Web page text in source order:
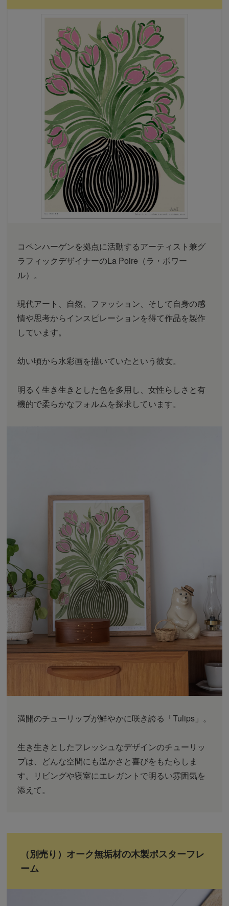
コペンハーゲンを拠点に活動するアーティスト兼グ
ラフィックデザイナーのLa Poire（ラ・ポワー
ル）。
現代アート、自然、ファッション、そして自身の感
情や思考からインスピレーションを得て作品を製作
しています。
幼い頃から水彩画を描いていたという彼女。
明るく生き生きとした色を多用し、女性らしさと有
機的で柔らかなフォルムを探求しています。
満開のチューリップが鮮やかに咲き誇る「Tulips」。
生き生きとしたフレッシュなデザインのチューリッ
プは、どんな空間にも温かさと喜びをもたらしま
す。リビングや寝室にエレガントで明るい雰囲気を
添えて。
（別売り）オーク無垢材の木製ポスターフレ
ーム